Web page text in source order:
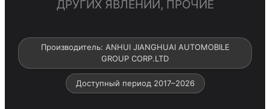
ДРУГИХ ЯВЛЕНИЙ, ПРОЧИЕ
Производитель: ANHUI JIANGHUAI AUTOMOBILE
GROUP CORP.LTD
Доступный период 2017–2026